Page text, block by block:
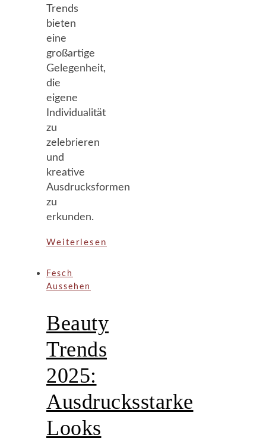
Trends
bieten
eine
großartige
Gelegenheit,
die
eigene
Individualität
zu
zelebrieren
und
kreative
Ausdrucksformen
zu
erkunden.
Weiterlesen
Fesch
Aussehen
Beauty
Trends
2025:
Ausdrucksstarke
Looks